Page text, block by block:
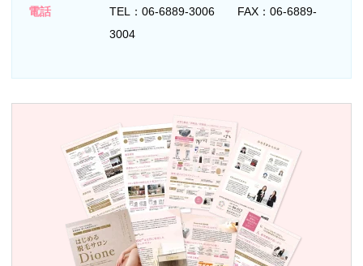
電話
TEL：06-6889-3006 FAX：06-6889-
3004